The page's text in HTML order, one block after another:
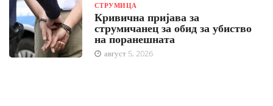
СТРУМИЦА
Кривична пријава за
струмичанец за обид за убиство
на поранешната
август 5, 2026